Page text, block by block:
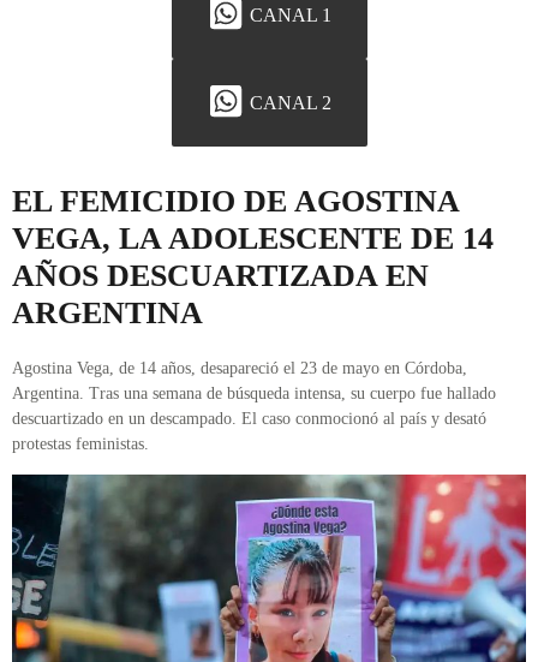
CANAL 1
CANAL 2
EL FEMICIDIO DE AGOSTINA
VEGA, LA ADOLESCENTE DE 14
AÑOS DESCUARTIZADA EN
ARGENTINA
Agostina Vega, de 14 años, desapareció el 23 de mayo en Córdoba,
Argentina. Tras una semana de búsqueda intensa, su cuerpo fue hallado
descuartizado en un descampado. El caso conmocionó al país y desató
protestas feministas.